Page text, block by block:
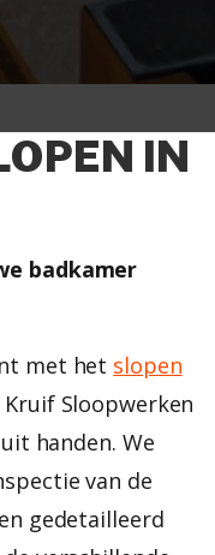
IN
badkamer
met het slopen
Kruif Sloopwerken
handen. We
van de
gedetailleerd